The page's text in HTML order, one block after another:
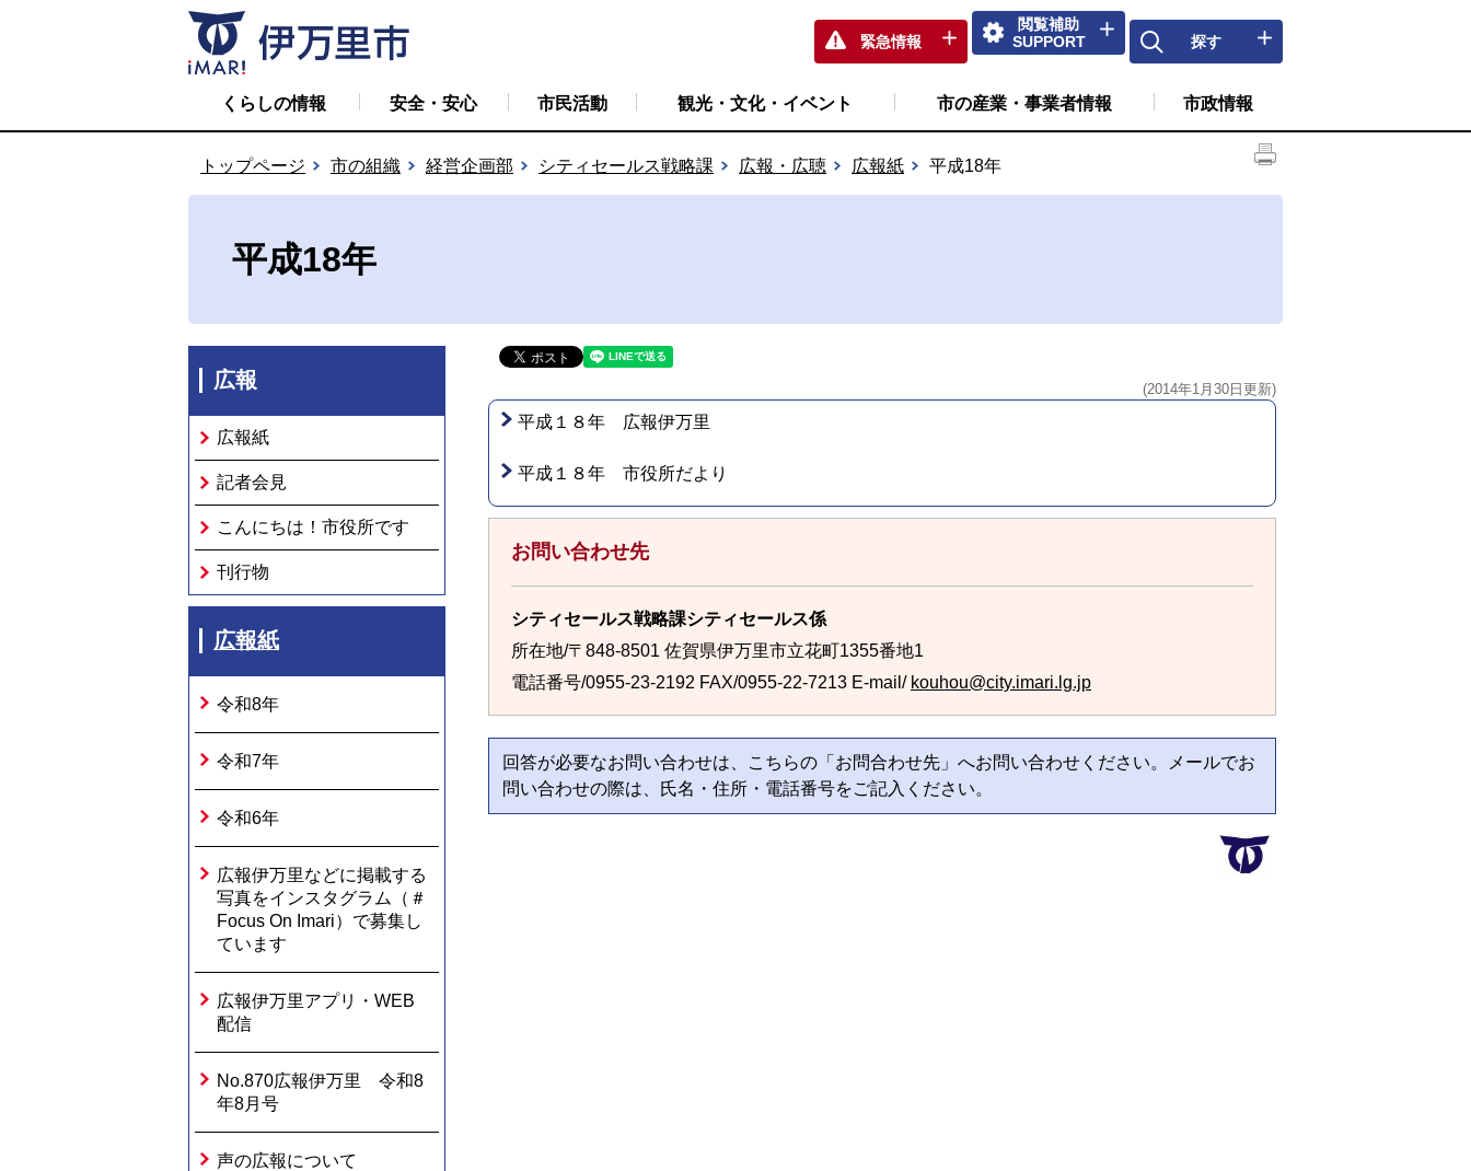
緊急情報
閲覧補助
SUPPORT
探す
くらしの情報 安全・安心 市民活動 観光・文化・イベント 市の産業・事業者情報 市政情報
トップページ 市の組織 経営企画部 シティセールス戦略課 広報・広聴 広報紙 平成18年
平成18年
広報
広報紙
記者会見
こんにちは！市役所です
刊行物
広報紙
令和8年
令和7年
令和6年
広報伊万里などに掲載する
写真をインスタグラム（＃
Focus On Imari）で募集し
ています
広報伊万里アプリ・WEB
配信
No.870広報伊万里 令和8
年8月号
声の広報について
(2014年1月30日更新)
平成１８年 広報伊万里
平成１８年 市役所だより
お問い合わせ先
シティセールス戦略課シティセールス係
所在地/〒848-8501 佐賀県伊万里市立花町1355番地1
電話番号/0955-23-2192 FAX/0955-22-7213 E-mail/ kouhou@city.imari.lg.jp
回答が必要なお問い合わせは、こちらの「お問合わせ先」へお問い合わせください。メールでお
問い合わせの際は、氏名・住所・電話番号をご記入ください。